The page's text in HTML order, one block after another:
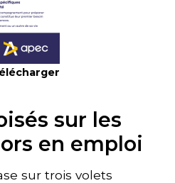
sur les
en emploi
sur trois volets